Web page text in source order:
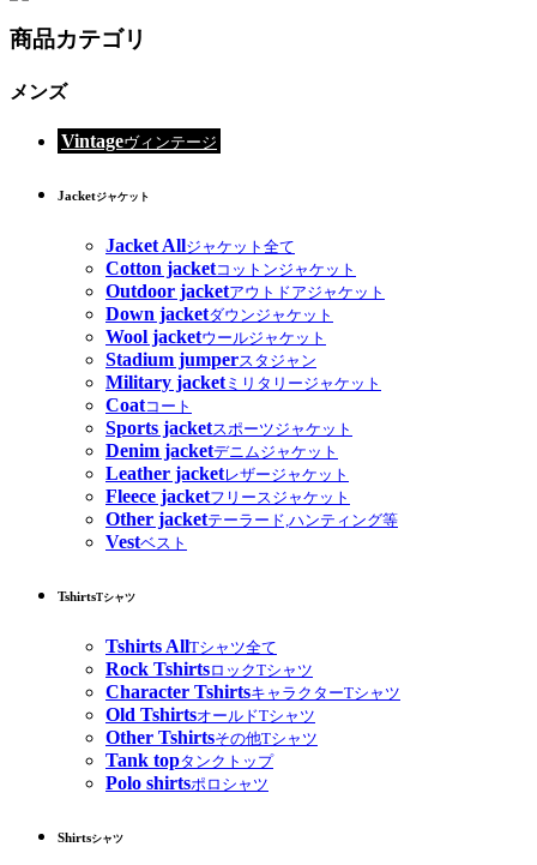
商品カテゴリ
メンズ
Vintageヴィンテージ
Jacketジャケット
Jacket Allジャケット全て
Cotton jacketコットンジャケット
Outdoor jacketアウトドアジャケット
Down jacketダウンジャケット
Wool jacketウールジャケット
Stadium jumperスタジャン
Military jacketミリタリージャケット
Coatコート
Sports jacketスポーツジャケット
Denim jacketデニムジャケット
Leather jacketレザージャケット
Fleece jacketフリースジャケット
Other jacketテーラード,ハンティング等
Vestベスト
TshirtsTシャツ
Tshirts AllTシャツ全て
Rock TshirtsロックTシャツ
Character TshirtsキャラクターTシャツ
Old TshirtsオールドTシャツ
Other Tshirtsその他Tシャツ
Tank topタンクトップ
Polo shirtsポロシャツ
Shirtsシャツ